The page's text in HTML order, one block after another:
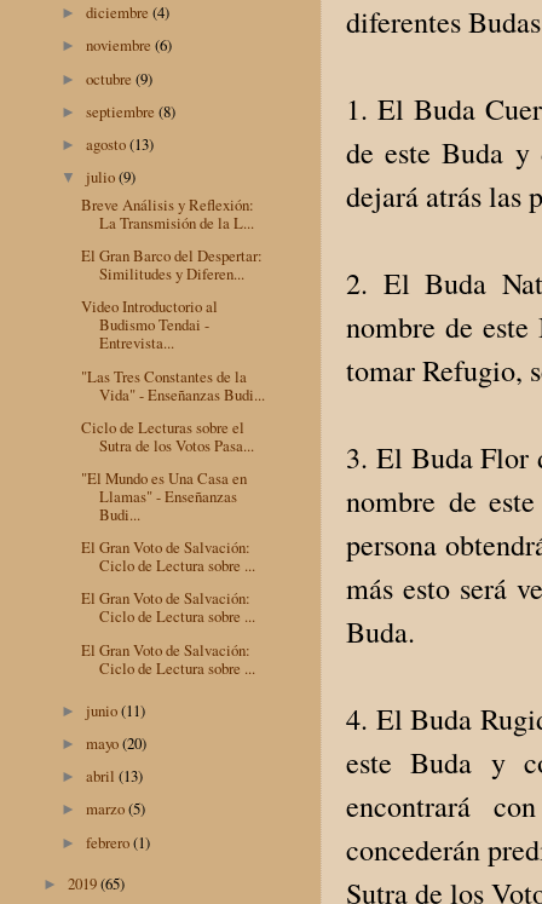
diferentes
1. El Buda
de este Buda y
dejará atrás las
2. El Buda
nombre de
tomar Refugio,
3. El Buda Flor
nombre de
persona
más esto será
Buda.
4. El Buda
este Buda y
encontrará
concederán
Sutra de los
►diciembre(4)
►noviembre(6)
►octubre(9)
►septiembre(8)
►agosto(13)
▼ julio(9)
Breve Análisis y Reflexión:
La Transmisión de la L...
El Gran Barco del Despertar:
Similitudes y Diferen...
Video Introductorio al
Budismo Tendai -
Entrevista...
"Las Tres Constantes de la
Vida" - Enseñanzas Budi...
Ciclo de Lecturas sobre el
Sutra de los Votos Pasa...
"El Mundo es Una Casa en
Llamas" - Enseñanzas
Budi...
El Gran Voto de Salvación:
Ciclo de Lectura sobre ...
El Gran Voto de Salvación:
Ciclo de Lectura sobre ...
El Gran Voto de Salvación:
Ciclo de Lectura sobre ...
► junio(11)
►mayo(20)
►abril(13)
►marzo(5)
►febrero(1)
► 2019(65)